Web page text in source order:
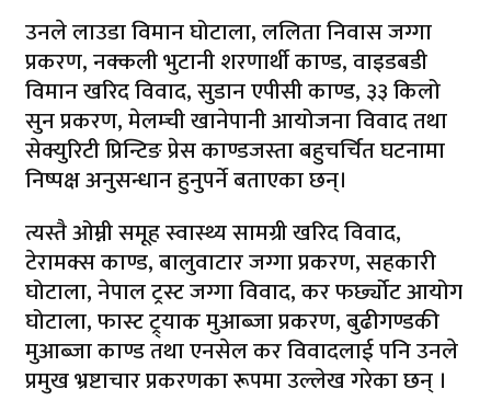
उनले लाउडा विमान घोटाला, ललिता निवास जग्गा
प्रकरण, नक्कली भुटानी शरणार्थी काण्ड, वाइडबडी
विमान खरिद विवाद, सुडान एपीसी काण्ड, ३३ किलो
सुन प्रकरण, मेलम्ची खानेपानी आयोजना विवाद तथा
सेक्युरिटी प्रिन्टिङ प्रेस काण्डजस्ता बहुचर्चित घटनामा
निष्पक्ष अनुसन्धान हुनुपर्ने बताएका छन्।
त्यस्तै ओम्नी समूह स्वास्थ्य सामग्री खरिद विवाद,
टेरामक्स काण्ड, बालुवाटार जग्गा प्रकरण, सहकारी
घोटाला, नेपाल ट्रस्ट जग्गा विवाद, कर फर्छ्योट आयोग
घोटाला, फास्ट ट्र्याक मुआब्जा प्रकरण, बुढीगण्डकी
मुआब्जा काण्ड तथा एनसेल कर विवादलाई पनि उनले
प्रमुख भ्रष्टाचार प्रकरणका रूपमा उल्लेख गरेका छन् ।